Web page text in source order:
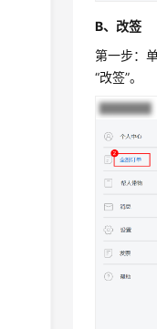
B、改签
第一步：
“改签”。